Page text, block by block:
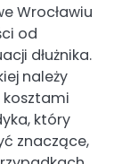
Wrocławiu
od
dłużnika.
należy
kosztami
który
znaczące,